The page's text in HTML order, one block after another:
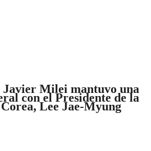
Javier Milei mantuvo una
con el Presidente de la
Lee Jae-Myung